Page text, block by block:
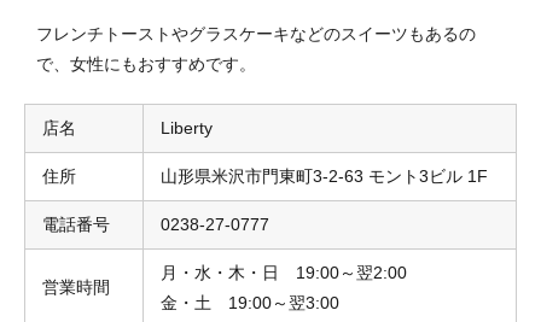
フレンチトーストやグラスケーキなどのスイーツもあるの
で、女性にもおすすめです。
店名 Liberty
住所 山形県米沢市門東町3-2-63 モント3ビル 1F
電話番号 0238-27-0777
営業時間
月・水・木・日 19:00～翌2:00
金・土 19:00～翌3:00